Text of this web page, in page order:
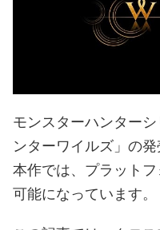
モンスターハンター
ンターワイルズ」の発
本作では、プラット
可能になっています。